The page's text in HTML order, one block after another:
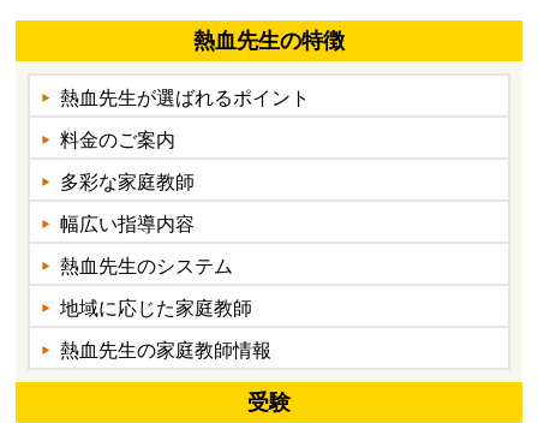
熱血先生の特徴
熱血先生が選ばれるポイント
料金のご案内
多彩な家庭教師
幅広い指導内容
熱血先生のシステム
地域に応じた家庭教師
熱血先生の家庭教師情報
受験